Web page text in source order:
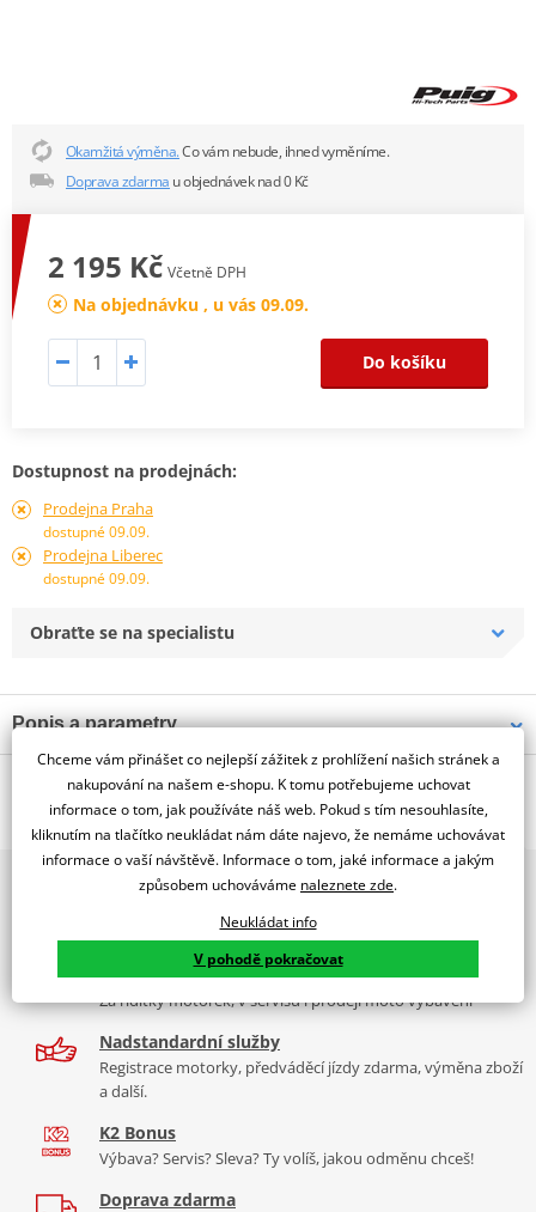
Okamžitá výměna.Co vám nebude, ihned vyměníme.
Doprava zdarma u objednávek nad 0 Kč
2 195 Kč Včetně DPH
Na objednávku , u vás 09.09.
Do košíku
Dostupnost na prodejnách:
Prodejna Praha
dostupné 09.09.
Prodejna Liberec
dostupné 09.09.
Obraťte se na specialistu
Popis a parametry
Jsme autorizovaný
dealer značky PUIG
KAWASAKI NINJA 125 19'
Tabulka velikostí
Co když mi to nebude
PDF Mounting tips
O výrobci
PUIG byl založen v roce 1964 ve Španělsku. Vyrábí se ve městě
Granollers poblíž Barcelony na ploše 8 000 m² v objektu, který se
dělí na 3 části: komerční, odlitkovou a kovových součástek. Již 40
let se účastní nejslavnějších závodů motocyklů po celém světě. V
naší nabídce naleznete doplňky a příslušenství například: plexi,
padací protektory a mnoho dalšího.
Zobrazit všechny produktyznačky PUIG
2x multibrand showroom
díly, to vše v Praze a Liberci
Více než 30 let zkušeností
Za řídítky motorek, v servisu i prodeji moto vybavení
Nadstandardní služby
Registrace motorky, předváděcí jízdy zdarma, výměna zboží
a další.
K2 Bonus
Výbava? Servis? Sleva? Ty volíš, jakou odměnu chceš!
Doprava zdarma
Chceme vám přinášet co nejlepší zážitek z prohlížení našich stránek a
nakupování na našem e-shopu. K tomu potřebujeme uchovat
informace o tom, jak používáte náš web. Pokud s tím nesouhlasíte,
kliknutím na tlačítko neukládat nám dáte najevo, že nemáme uchovávat
informace o vaší návštěvě. Informace o tom, jaké informace a jakým
způsobem uchováváme naleznete zde.
Neukládat info
V pohodě pokračovat